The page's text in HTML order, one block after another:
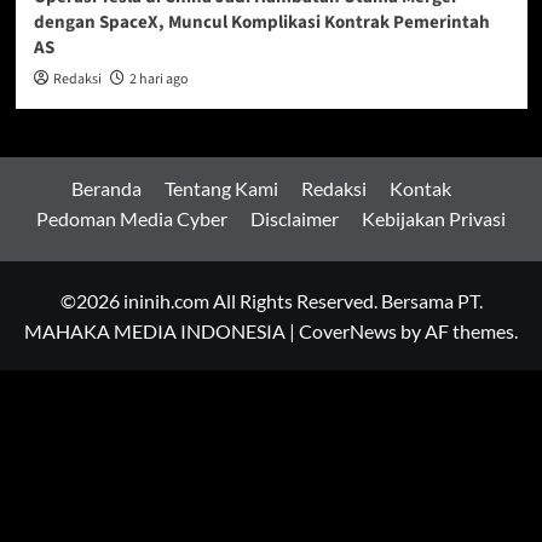
dengan SpaceX, Muncul Komplikasi Kontrak Pemerintah
AS
Redaksi 2 hari ago
Beranda Tentang Kami Redaksi
Kontak
Pedoman Media Cyber
Disclaimer Kebijakan Privasi
©2026 ininih.com All Rights Reserved. Bersama PT.
MAHAKA MEDIA INDONESIA | CoverNews by AF themes.